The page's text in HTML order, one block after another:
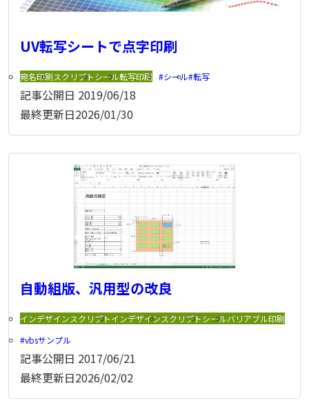
UV転写シートで点字印刷
宛名印刷スクリプトシール転写印刷 シール 転写
記事公開日 2019/06/18
最終更新日2026/01/30
自動組版、汎用型の改良
インデザインスクリプトインデザインスクリプトシールバリアブル印刷
vbsサンプル
記事公開日 2017/06/21
最終更新日2026/02/02